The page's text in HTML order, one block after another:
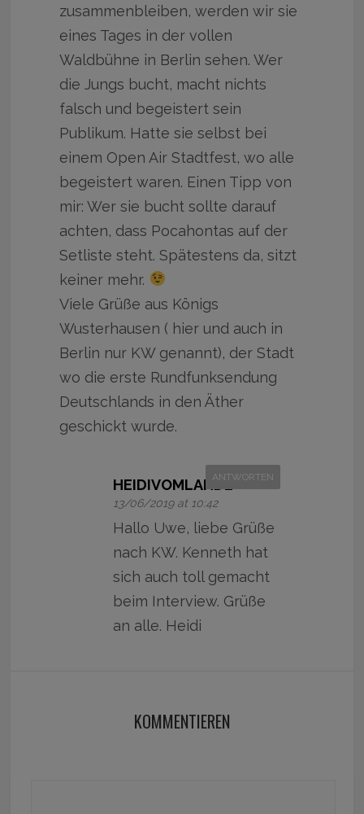
zusammenbleiben, werden wir sie
eines Tages in der vollen
Waldbühne in Berlin sehen. Wer
die Jungs bucht, macht nichts
falsch und begeistert sein
Publikum. Hatte sie selbst bei
einem Open Air Stadtfest, wo alle
begeistert waren. Einen Tipp von
mir: Wer sie bucht sollte darauf
achten, dass Pocahontas auf der
Setliste steht. Spätestens da, sitzt
keiner mehr.
Viele Grüße aus Königs
Wusterhausen ( hier und auch in
Berlin nur KW genannt), der Stadt
wo die erste Rundfunksendung
Deutschlands in den Äther
geschickt wurde.
HEIDIVOMLANDE
13/06/2019 at 10:42
ANTWORTEN
Hallo Uwe, liebe Grüße
nach KW. Kenneth hat
sich auch toll gemacht
beim Interview. Grüße
an alle. Heidi
KOMMENTIEREN